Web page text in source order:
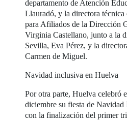
departamento de Atención
Llauradó, y la directora técnica
para Afiliados de la Dirección
Virginia Castellano, junto a la
Sevilla, Eva Pérez, y la
Carmen de Miguel.
Navidad inclusiva en Huelva
Por otra parte, Huelva celebró
diciembre su fiesta de
con la finalización del primer